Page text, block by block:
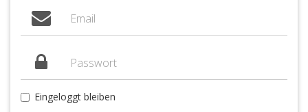
Eingeloggt bleiben